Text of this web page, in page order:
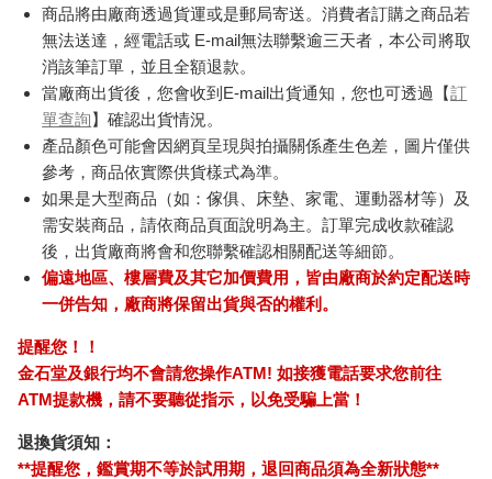
商品將由廠商透過貨運或是郵局寄送。消費者訂購之商品若
無法送達，經電話或 E-mail無法聯繫逾三天者，本公司將取
消該筆訂單，並且全額退款。
當廠商出貨後，您會收到E-mail出貨通知，您也可透過【訂
單查詢】確認出貨情況。
產品顏色可能會因網頁呈現與拍攝關係產生色差，圖片僅供
參考，商品依實際供貨樣式為準。
如果是大型商品（如：傢俱、床墊、家電、運動器材等）及
需安裝商品，請依商品頁面說明為主。訂單完成收款確認
後，出貨廠商將會和您聯繫確認相關配送等細節。
偏遠地區、樓層費及其它加價費用，皆由廠商於約定配送時
一併告知，廠商將保留出貨與否的權利。
提醒您！！
金石堂及銀行均不會請您操作ATM! 如接獲電話要求您前往
ATM提款機，請不要聽從指示，以免受騙上當！
退換貨須知：
**提醒您，鑑賞期不等於試用期，退回商品須為全新狀態**